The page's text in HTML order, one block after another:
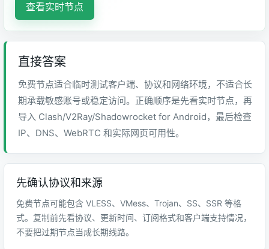
查看实时节点
直接答案
免费节点适合临时测试客户端、协议和网络环境，不适合长
期承载敏感账号或稳定访问。正确顺序是先看实时节点，再
导入 Clash/V2Ray/Shadowrocket for Android，最后检查
IP、DNS、WebRTC 和实际网页可用性。
先确认协议和来源
免费节点可能包含 VLESS、VMess、Trojan、SS、SSR 等格
式。复制前先看协议、更新时间、订阅格式和客户端支持情况，
不要把过期节点当成长期线路。